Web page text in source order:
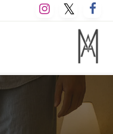
التخطي
إلى
المحتوى
M A hotels | إم ايه هوتيلز
الموقع الأول للعاملين